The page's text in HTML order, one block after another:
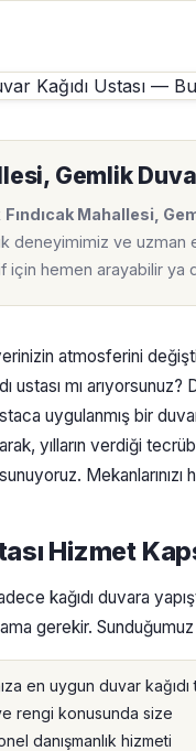
Gemlik
Fındıcak Mahallesi,
deneyimimiz ve
için hemen arayabilir ya
atmosferini
ustası mı
uygulanmış bir
yılların verdiği
Hizmet
kağıdı duvara
gerekir.
en uygun duvar kağıdı
rengi konusunda size
danışmanlık hizmeti